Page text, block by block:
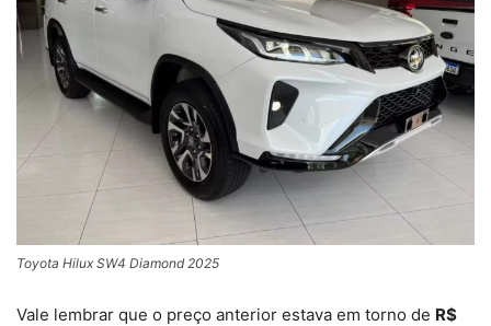
Toyota Hilux SW4 Diamond 2025
Vale lembrar que o preço anterior estava em torno de R$